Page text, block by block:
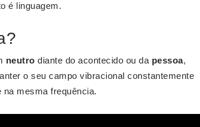
é linguagem.
neutro diante do acontecido ou da pessoa,
o seu campo vibracional constantemente
mesma frequência.